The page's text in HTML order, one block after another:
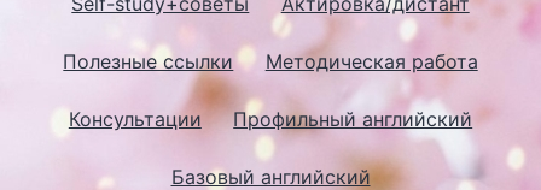
Полезные ссылки Методическая работа
Консультации Профильный английский
Базовый английский